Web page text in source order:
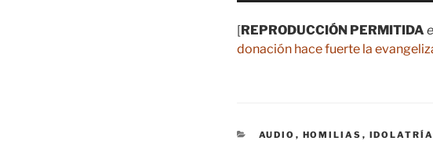
[REPRODUCCIÓN PERMITIDA
donación hace fuerte la
CATEGORÍAS
AUDIO , HOMILIAS , IDOLATRÍA